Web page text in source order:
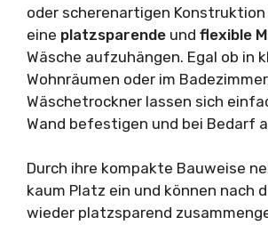
oder scherenartigen
eine platzsparende und flexible
Wäsche aufzuhängen. Egal ob in
Wohnräumen oder im
Wäschetrockner lassen sich
Wand befestigen und bei Bedarf
Durch ihre kompakte Bauweise
kaum Platz ein und können nach
wieder platzsparend